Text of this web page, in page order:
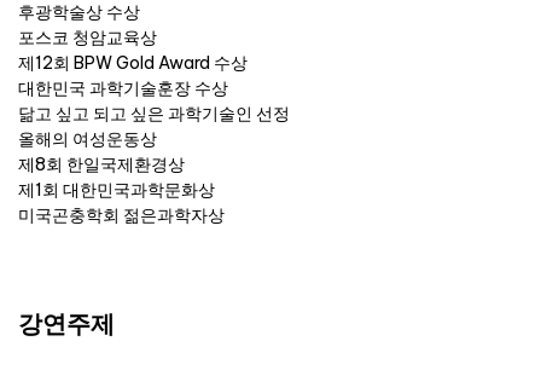
후광학술상 수상
포스코 청암교육상
제12회 BPW Gold Award 수상
대한민국 과학기술훈장 수상
닮고 싶고 되고 싶은 과학기술인 선정
올해의 여성운동상
제8회 한일국제환경상
제1회 대한민국과학문화상
미국곤충학회 젊은과학자상
강연주제